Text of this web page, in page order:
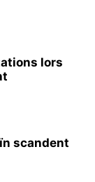
lors
scandent